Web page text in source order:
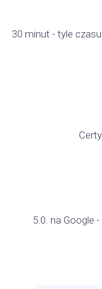
30 minut - tyle
5.0. na Google